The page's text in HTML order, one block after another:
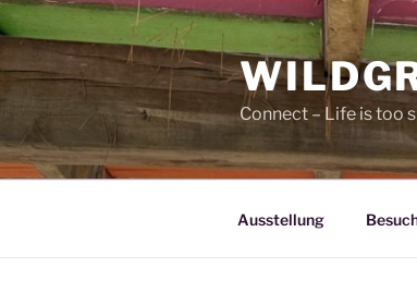
Zum
Inhalt
springen
Connect – Life is too
Ausstellung